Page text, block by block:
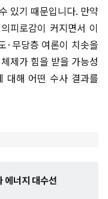
있기 때문입니다. 만약
피로감이 커지면서 이
·무당층 여론이 치솟을
제가 힘을 받을 가능성
대해 어떤 수사 결과를
에너지 대수선